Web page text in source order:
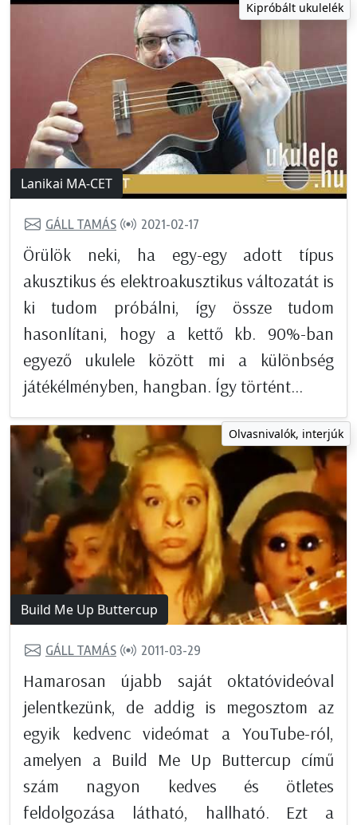
Kipróbált ukulelék
Lanikai MA-CET
GÁLL TAMÁS 2021-02-17
Örülök neki, ha egy-egy adott típus
akusztikus és elektroakusztikus változatát is
ki tudom próbálni, így össze tudom
hasonlítani, hogy a kettő kb. 90%-ban
egyező ukulele között mi a különbség
játékélményben, hangban. Így történt...
Olvasnivalók, interjúk
Build Me Up Buttercup
GÁLL TAMÁS 2011-03-29
Hamarosan újabb saját oktatóvideóval
jelentkezünk, de addig is megosztom az
egyik kedvenc videómat a YouTube-ról,
amelyen a Build Me Up Buttercup című
szám nagyon kedves és ötletes
feldolgozása látható, hallható. Ezt a